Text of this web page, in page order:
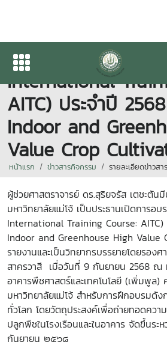
การอบรมนานาชาติ
International
AITC) ประจำปี
Indoor and
Value Crop
หน้าแรก ข่าวสารกิจกรรม รายละเอียดข่าวสาร
ผู้ช่วยศาสตราจารย์ ดร.สุริยจรัส เตชะตั
มหาวิทยาลัยแม่โจ้ เป็นประธานเปิดการอ
International Training Course: AITC)
Indoor and Greenhouse High Value
รายงานและเป็นวิทยากรบรรยายโดยรอง
สาครวาสี เมื่อวันที่ 9 กันยายน 2568 ณ
อาคารพืชศาสตร์และเทคโนโลยี (เพิ่มพูล
มหาวิทยาลัยแม่โจ้ สำหรับการฝึกอบรมดัง
ทั่วโลก โดยวัตถุประสงค์เพื่อถ่ายทอดควา
ปลูกพืชในโรงเรือนและในอาคาร จัดขึ้นร
กันยายน ๒๕๖๘